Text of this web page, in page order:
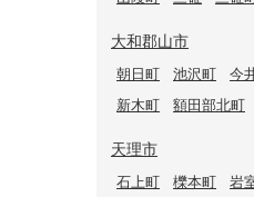
大和郡山市
朝日町 池沢町 今
新木町
額田部北町
天理市
石上町 櫟本町 岩